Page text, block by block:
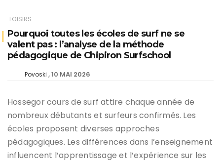
LOISIRS
Pourquoi toutes les écoles de surf ne se
valent pas : l’analyse de la méthode
pédagogique de Chipiron Surfschool
Povoski 10 MAI 2026
Hossegor cours de surf attire chaque année de
nombreux débutants et surfeurs confirmés. Les
écoles proposent diverses approches
pédagogiques. Les différences dans l’enseignement
influencent l’apprentissage et l’expérience sur les